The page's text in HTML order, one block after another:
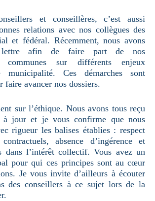
et conseillères, c’est aussi
relations avec nos collègues des
et fédéral. Récemment, nous avons
lettre afin de faire part de nos
communes sur différents enjeux
municipalité. Ces démarches sont
faire avancer nos dossiers.
sur l’éthique. Nous avons tous reçu
à jour et je vous confirme que nous
rigueur les balises établies : respect
absence d’ingérence et
dans l’intérêt collectif. Vous avez un
pour qui ces principes sont au cœur
Je vous invite d’ailleurs à écouter
des conseillers à ce sujet lors de la